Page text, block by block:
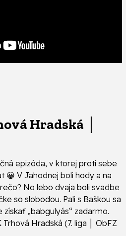
Hradská │
epizóda, v ktorej proti sebe
😀 V Jahodnej boli hody a na
No lebo dvaja boli svadbe
so slobodou. Pali s Baškou sa
„babgulyás“ zadarmo.
Hradská (7. liga │ ObFZ